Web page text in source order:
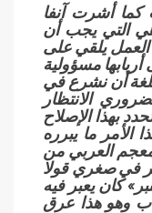
أشرت آنفا
التي يجب أن
العمل يلقي على
أربابها مسؤولية
أن نشرع في
الانتظار
بهذا الإصلاح
الأمر ما يبرره
العربي من
في صغري قولا
كان يعبر فيه
وهو هذا عرق